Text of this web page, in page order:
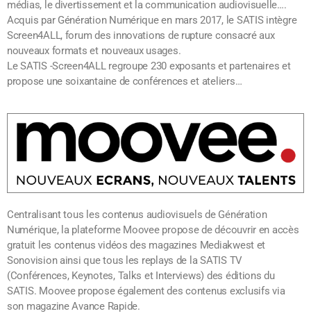
médias, le divertissement et la communication audiovisuelle….
Acquis par Génération Numérique en mars 2017, le SATIS intègre
Screen4ALL, forum des innovations de rupture consacré aux
nouveaux formats et nouveaux usages.
Le SATIS -Screen4ALL regroupe 230 exposants et partenaires et
propose une soixantaine de conférences et ateliers…
Centralisant tous les contenus audiovisuels de Génération
Numérique, la plateforme Moovee propose de découvrir en accès
gratuit les contenus vidéos des magazines Mediakwest et
Sonovision ainsi que tous les replays de la SATIS TV
(Conférences, Keynotes, Talks et Interviews) des éditions du
SATIS. Moovee propose également des contenus exclusifs via
son magazine Avance Rapide.